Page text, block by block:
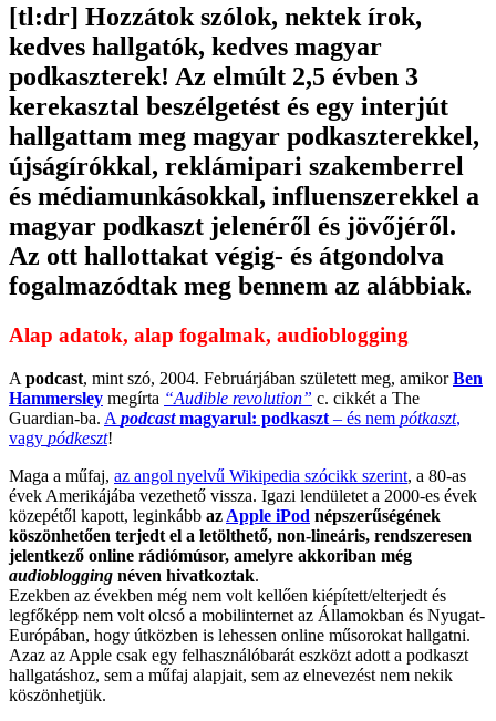
[tl:dr] Hozzátok szólok, nektek írok,
kedves hallgatók, kedves magyar
podkaszterek! Az elmúlt 2,5 évben 3
kerekasztal beszélgetést és egy interjút
hallgattam meg magyar podkaszterekkel,
újságírókkal, reklámipari szakemberrel
és médiamunkásokkal, influenszerekkel a
magyar podkaszt jelenéről és jövőjéről.
Az ott hallottakat végig- és átgondolva
fogalmazódtak meg bennem az alábbiak.
Alap adatok, alap fogalmak, audioblogging
A podcast, mint szó, 2004. Februárjában született meg, amikorBen
Hammersley megírta “Audible revolution” c. cikkét a The
Guardian-ba. A podcastmagyarul: podkaszt – és nem pótkaszt,
vagy pódkeszt!
Maga a műfaj, az angol nyelvű Wikipedia szócikk szerint, a 80-as
évek Amerikájába vezethető vissza. Igazi lendületet a 2000-es évek
közepétől kapott, leginkább az Apple iPod népszerűségének
köszönhetően terjedt el a letölthető, non-lineáris, rendszeresen
jelentkező online rádiómúsor, amelyre akkoriban még
audioblogging néven hivatkoztak.
Ezekben az években még nem volt kellően kiépített/elterjedt és
legfőképp nem volt olcsó a mobilinternet az Államokban és Nyugat-
Európában, hogy útközben is lehessen online műsorokat hallgatni.
Azaz az Apple csak egy felhasználóbarát eszközt adott a podkaszt
hallgatáshoz, sem a műfaj alapjait, sem az elnevezést nem nekik
köszönhetjük.